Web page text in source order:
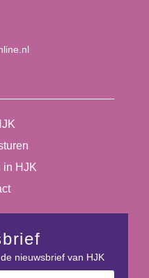
nieuwsbrief van HJK
in HJK